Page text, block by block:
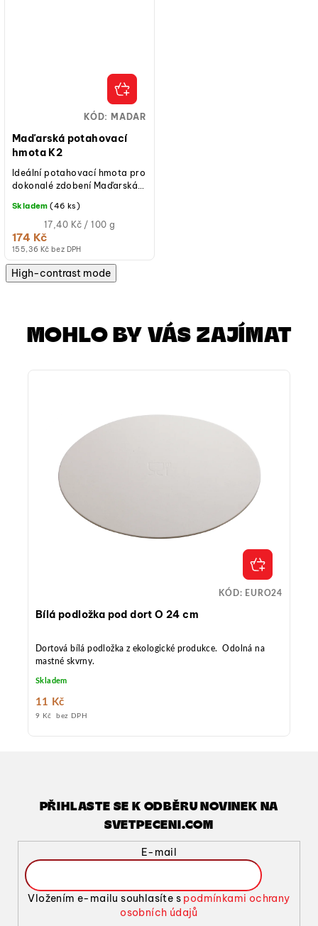
Maďarská potahovací
hmota K2
155,36 Kč bez DPH
174 Kč
Měrná
cena:
(jednotková
17,40 Kč / 100 g
Skladem (46 ks)
Ideální potahovací hmota pro
dokonalé zdobení Maďarská
modelovací hmota s jemnou...
KÓD: MADAR
High-contrast mode
MOHLO BY VÁS ZAJÍMAT
Bílá podložka pod dort O 24 cm
Skladem
9 Kč bez DPH
11 Kč
Dortová bílá podložka z ekologické produkce. Odolná na
mastné skvrny.
KÓD: EURO24
PŘIHLASTE SE K ODBĚRU NOVINEK NA
SVETPECENI.COM
E-mail
Vložením e-mailu souhlasíte s podmínkami ochrany
osobních údajů